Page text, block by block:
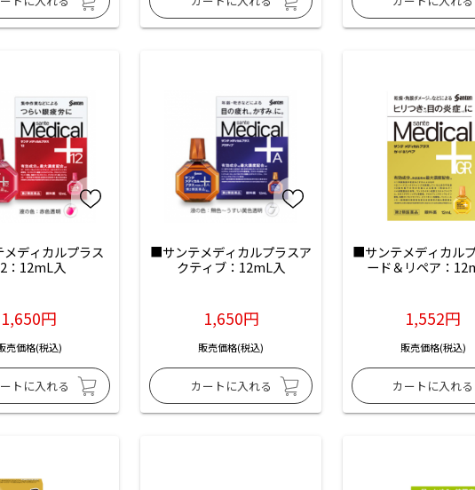
ディカルプラス
：12mL入
1,650円
売価格(税込)
■サンテメディカルプラスア
クティブ：12mL入
1,650円
販売価格(税込)
■サンテメディカル
ード＆リペア：
1,552円
販売価格(税込)